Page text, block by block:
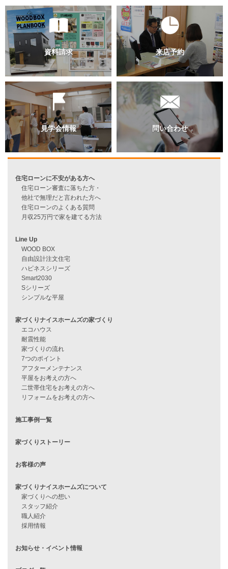
過去のブログ（月別）
資料請求
見学会情報
住宅ローンに不安がある方へ
住宅ローン審査に落ちた方・
他社で無理だと言われた方へ
住宅ローンのよくある質問